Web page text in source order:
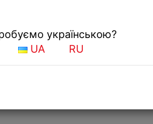
українською?
UA
RU
Sola 42 (420x380)